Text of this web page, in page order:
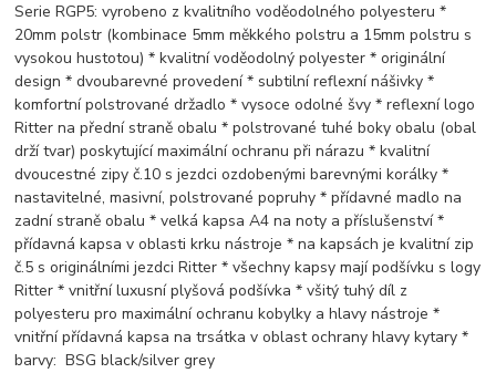
Serie RGP5: vyrobeno z kvalitního voděodolného polyesteru *
20mm polstr (kombinace 5mm měkkého polstru a 15mm polstru s
vysokou hustotou) * kvalitní voděodolný polyester * originální
design * dvoubarevné provedení * subtilní reflexní nášivky *
komfortní polstrované držadlo * vysoce odolné švy * reflexní logo
Ritter na přední straně obalu * polstrované tuhé boky obalu (obal
drží tvar) poskytující maximální ochranu při nárazu * kvalitní
dvoucestné zipy č.10 s jezdci ozdobenými barevnými korálky *
nastavitelné, masivní, polstrované popruhy * přídavné madlo na
zadní straně obalu * velká kapsa A4 na noty a příslušenství *
přídavná kapsa v oblasti krku nástroje * na kapsách je kvalitní zip
č.5 s originálními jezdci Ritter * všechny kapsy mají podšívku s logy
Ritter * vnitřní luxusní plyšová podšívka * všitý tuhý díl z
polyesteru pro maximální ochranu kobylky a hlavy nástroje *
vnitřní přídavná kapsa na trsátka v oblast ochrany hlavy kytary *
barvy: BSG black/silver grey